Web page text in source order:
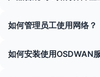
如何管理员工使用网络？
如何安装使用OSDWAN